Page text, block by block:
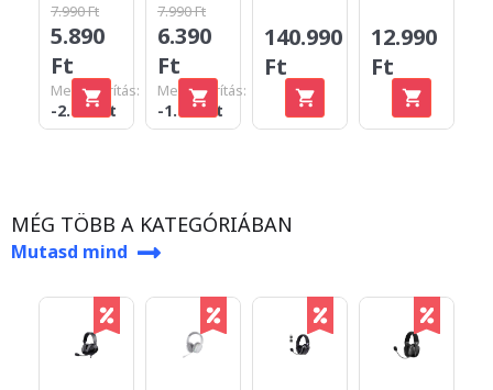
7.990 Ft
5.890
Ft
Megtakarítás:
-2.100 Ft
7.990 Ft
6.390
Ft
Megtakarítás:
-1.600 Ft
140.990
Ft
12.990
Ft
MÉG TÖBB A KATEGÓRIÁBAN
Mutasd mind